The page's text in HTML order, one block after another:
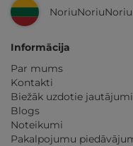
Informācija
Par mums
Kontakti
Biežāk uzdotie jautājumi
Blogs
Noteikumi
Pakalpojumu